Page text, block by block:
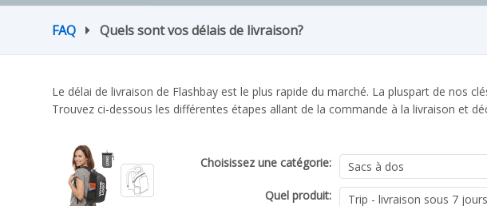
FAQ Quels sont vos délais de livraison?
Le délai de livraison de Flashbay est le plus rapide du marché. La pluspart de nos
Trouvez ci-dessous les différentes étapes allant de la commande à la livraison et
Choisissez une catégorie:
Quel produit: